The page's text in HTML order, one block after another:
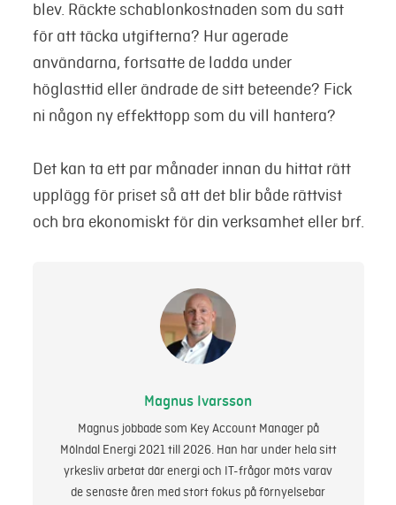
blev. Räckte schablonkostnaden som du satt
för att täcka utgifterna? Hur agerade
användarna, fortsatte de ladda under
höglasttid eller ändrade de sitt beteende? Fick
ni någon ny effekttopp som du vill hantera?
Det kan ta ett par månader innan du hittat rätt
upplägg för priset så att det blir både rättvist
och bra ekonomiskt för din verksamhet eller brf.
Magnus Ivarsson
Magnus jobbade som Key Account Manager på
Mölndal Energi 2021 till 2026. Han har under hela sitt
yrkesliv arbetat där energi och IT-frågor möts varav
de senaste åren med stort fokus på förnyelsebar